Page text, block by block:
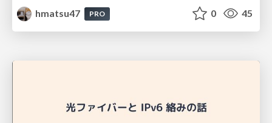
hmatsu47
PRO 0 45